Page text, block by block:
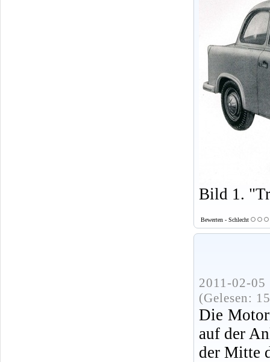
Bild 1.
Bewerten - Schlecht
2011-02-
(Gelesen:
Die
auf der
der Mitte